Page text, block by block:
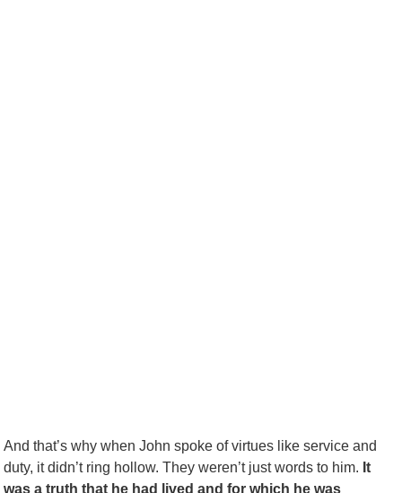
And that’s why when John spoke of virtues like service and
duty, it didn’t ring hollow. They weren’t just words to him. It
was a truth that he had lived and for which he was